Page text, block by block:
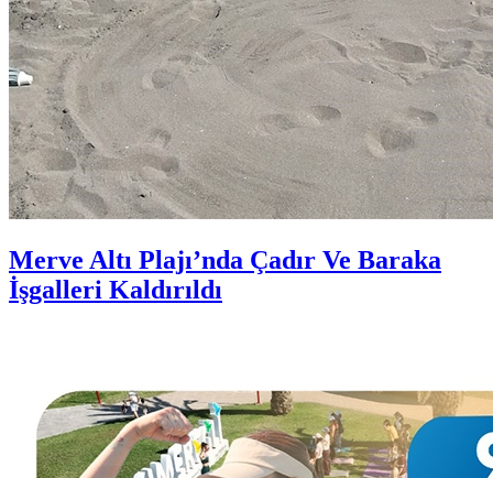
Merve Altı Plajı’nda Çadır Ve Baraka
İşgalleri Kaldırıldı